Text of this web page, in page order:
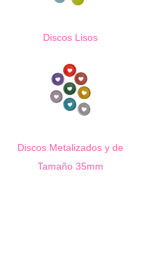
Discos Lisos
Discos Metalizados y de
Tamaño 35mm